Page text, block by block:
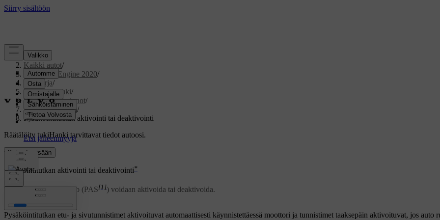
Tuki/
Kaikki autot/
V60 Twin Engine 2020/
Ohjekirja/
Kuljettajan tuki/
Pysäköintitoiminnot/
Pysäköintitutka/
Pysäköintitutkan aktivointi tai deaktivointi
Räätälöity tukiHanki tarvittavat tiedot autoosi.
Kirjaudu sisään
Päivitetty 19.03.2020
Pysäköintitutkan aktivointi tai deaktivointi*
Pysäköintitutka-toiminto (PAS[1]) voidaan aktivoida tai deaktivoida.
Pysäköintitutkan etu- ja sivutunnistimet aktivoituvat automaattisesti käynnistettäessä moottori ja tunnistimet taaksepäin aktivoituvat, jos auto